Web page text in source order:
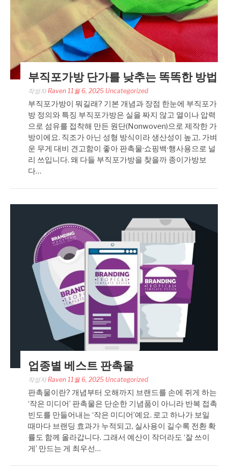
부직포가방 단가를 낮추는 똑똑한 방법
작성자 Raven 11월 6, 2025 Uncategorized
부직포가방이 뭐길래? 기본 개념과 장점 한눈에 부직포가
방 정의와 특징 부직포가방은 실을 짜지 않고 열이나 압력
으로 섬유를 접착해 만든 원단(Nonwoven)으로 제작한 가
방이에요. 직조가 아닌 성형 방식이라 생산성이 높고, 가벼
운 무게 대비 견고함이 좋아 판촉물·쇼핑백·행사용으로 널
리 쓰입니다. 왜 다들 부직포가방을 찾을까 종이가방보
다…
업종별 베스트 판촉물
작성자 Raven 11월 6, 2025 Uncategorized
판촉물이란? 개념부터 오해까지 브랜드를 손에 쥐게 하는
‘작은 미디어’ 판촉물은 단순한 기념품이 아니라 반복 접촉
빈도를 만들어내는 ‘작은 미디어’예요. 로고 하나가 보일
때마다 브랜딩 효과가 누적되고, 실사용이 길수록 전환 확
률도 함께 올라갑니다. 그래서 예산이 작더라도 ‘잘 쓰이
게’ 만드는 게 최우선…